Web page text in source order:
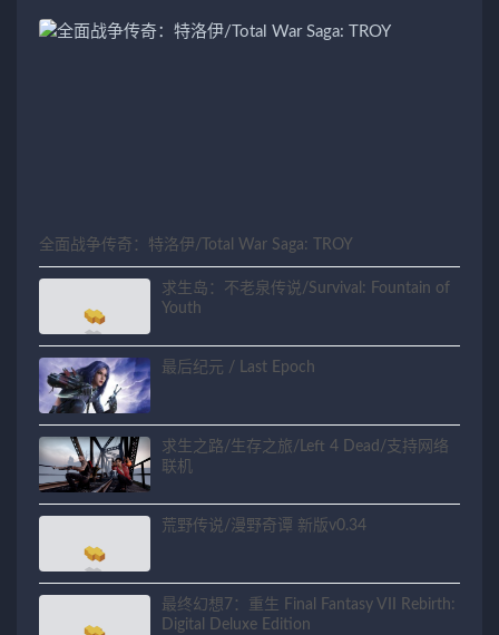
全面战争传奇：特洛伊/Total War Saga: TROY
求生岛：不老泉传说/Survival: Fountain of
Youth
最后纪元 / Last Epoch
求生之路/生存之旅/Left 4 Dead/支持网络
联机
荒野传说/漫野奇谭 新版v0.34
最终幻想7：重生 Final Fantasy VII Rebirth:
Digital Deluxe Edition